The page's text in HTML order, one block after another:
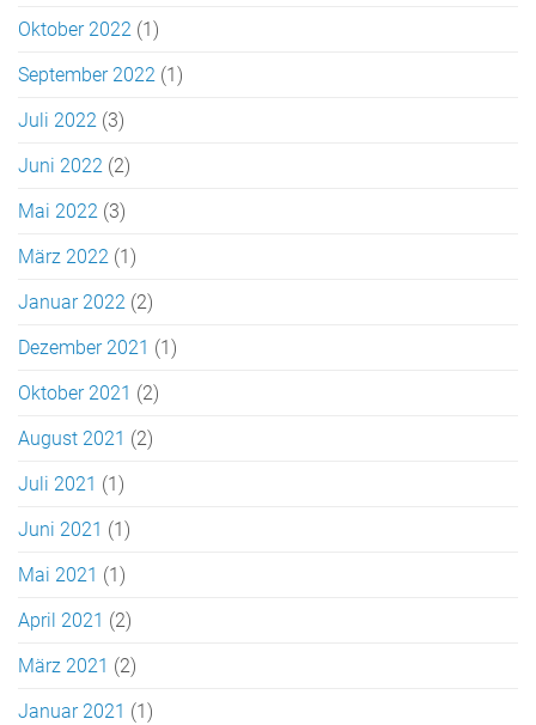
Oktober 2022 (1)
September 2022 (1)
Juli 2022 (3)
Juni 2022 (2)
Mai 2022 (3)
März 2022 (1)
Januar 2022 (2)
Dezember 2021 (1)
Oktober 2021 (2)
August 2021 (2)
Juli 2021 (1)
Juni 2021 (1)
Mai 2021 (1)
April 2021 (2)
März 2021 (2)
Januar 2021 (1)